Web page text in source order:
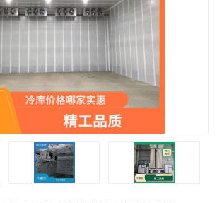
冻库安装 泸州冻库，泸州冷库
鲜冷库 自贡冻库组装
库 攀枝花冻库
冻库安装，小型冻库造价
库 宜宾冷库，宜宾冻库设备